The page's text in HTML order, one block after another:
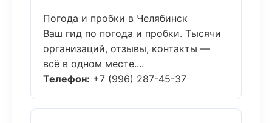
Погода и пробки в Челябинск
Ваш гид по погода и пробки. Тысячи
организаций, отзывы, контакты —
всё в одном месте....
Телефон: +7 (996) 287-45-37